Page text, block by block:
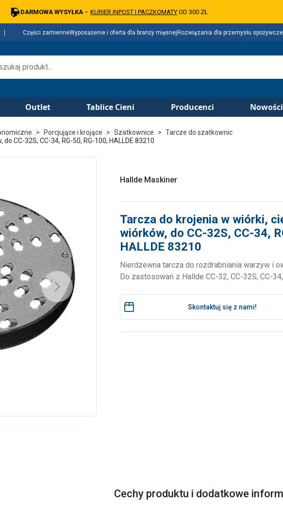
DARMOWA WYSYŁKA – KURIER INPOST I PACZKOMATY OD 300 ZŁ
Części zamienneWyposażenie i oferta dla branży mięsnejRozwiązania dla przemysłu
Outlet Tablice Cieni Producenci Nowości
Porcjujące i krojące Szatkownice
Tarcze do szatkownic
CC-32S, CC-34, RG-50, RG-100, HALLDE 83210
Next
Hallde Maskiner
Tarcza do krojenia w wiórki,
wiórków, do CC-32S, CC-34,
HALLDE 83210
Nierdzewna tarcza do rozdrabniania warzyw i
Do zastosowań z Hallde CC-32, CC-32S, CC-
Skontaktuj się z nami!
Cechy produktu i dodatkowe